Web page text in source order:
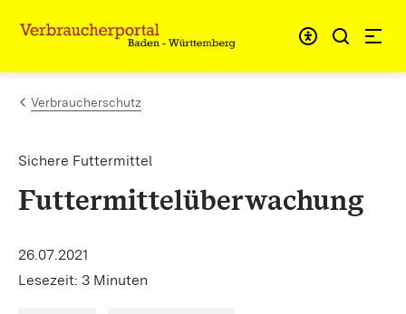
Zum Inhalt springen
Link zur Startseite
Verbraucherschutz
Sichere Futtermittel
Futtermittelüberwachung
26.07.2021
Lesezeit: 3 Minuten